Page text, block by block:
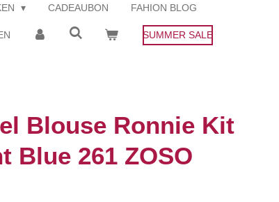
CADEAUBON FAHION BLOG
SUMMER SALE
Blouse Ronnie Kit
Blue 261 ZOSO